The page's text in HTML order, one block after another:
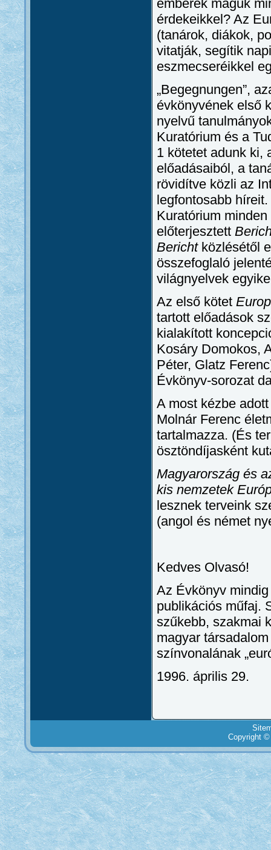
emberek maguk
érdekeikkel? Az
(tanárok, diákok,
vitatják, segítik
eszmecseréikkel
„Begegnungen”,
évkönyvének első
nyelvű
Kuratórium és a
1 kötetet adunk ki,
előadásaiból, a
rövidítve közli az
legfontosabb
Kuratórium
előterjesztett
Berichtközlésétől
összefoglaló
világnyelvek
Az első kötet
tartott előadások
kialakított
Kosáry Domokos,
Péter, Glatz
Évkönyv-sorozat
A most kézbe
Molnár Ferenc
tartalmazza. (És
ösztöndíjasként
Magyarország és
kis nemzetek
lesznek terveink
(angol és német
Kedves Olvasó!
Az Évkönyv
publikációs műfaj.
szűkebb, szakmai
magyar
színvonalának
1996. április 29.
Copyright ©